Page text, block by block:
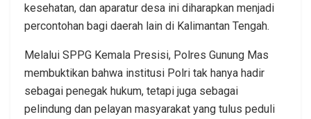
kesehatan, dan aparatur desa ini diharapkan menjadi
percontohan bagi daerah lain di Kalimantan Tengah.
Melalui SPPG Kemala Presisi, Polres Gunung Mas
membuktikan bahwa institusi Polri tak hanya hadir
sebagai penegak hukum, tetapi juga sebagai
pelindung dan pelayan masyarakat yang tulus peduli